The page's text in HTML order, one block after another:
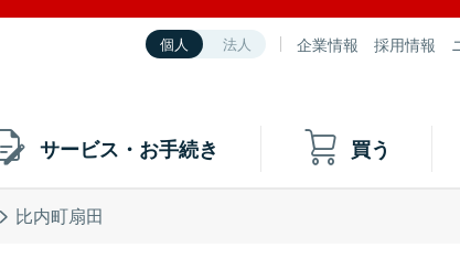
個人 法人 企業情報 採用情報
サービス・お手続き 買う
比内町扇田